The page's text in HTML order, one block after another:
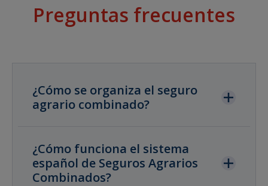
Preguntas frecuentes
¿Cómo se organiza el seguro
agrario combinado?
¿Cómo funciona el sistema
español de Seguros Agrarios
Combinados?